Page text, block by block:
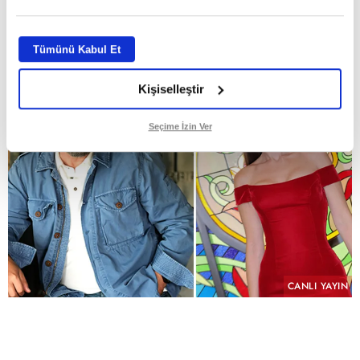
Tümünü Kabul Et
Kişiselleştir
Seçime İzin Ver
CANLI YAYIN